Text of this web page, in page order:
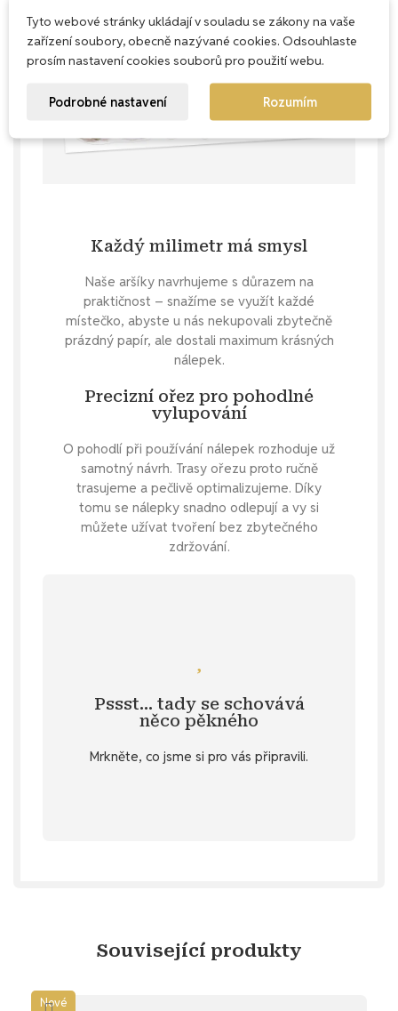
Každý milimetr má smysl
Naše aršíky navrhujeme s důrazem na
praktičnost – snažíme se využít každé
místečko, abyste u nás nekupovali zbytečně
prázdný papír, ale dostali maximum krásných
nálepek.
Precizní ořez pro pohodlné
vylupování
O pohodlí při používání nálepek rozhoduje už
samotný návrh. Trasy ořezu proto ručně
trasujeme a pečlivě optimalizujeme. Díky
tomu se nálepky snadno odlepují a vy si
můžete užívat tvoření bez zbytečného
zdržování.
Pssst… tady se schovává
něco pěkného
Mrkněte, co jsme si pro vás připravili.
Specifikace. 💌 Můžete se také
pokochat jarními nálepkami, které ideálně
doplňují nálepky s květinovou tématikou.
Související produkty
Nové
Tyto webové stránky ukládají v souladu se zákony na vaše
zařízení soubory, obecně nazývané cookies. Odsouhlaste
prosím nastavení cookies souborů pro použití webu.
Podrobné nastavení Rozumím